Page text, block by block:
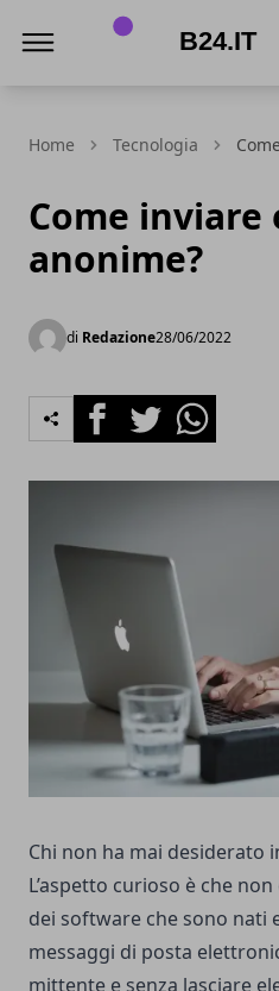
Home Tecnologia
Come inviare
anonime?
di Redazione28/06/2022
FacebookTwitterWhatsapp
Chi non ha mai desiderato
L’aspetto curioso è che
dei software che sono nati
messaggi di posta
mittente e senza lasciare